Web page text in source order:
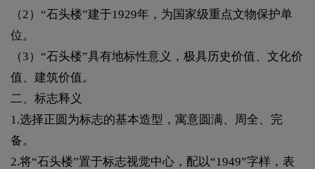
（2）“石头楼”建于1929年，为国家级重点文物保护单
位。
（3）“石头楼”具有地标性意义，极具历史价值、文化价
值、建筑价值。
二、标志释义
1.选择正圆为标志的基本造型，寓意圆满、周全、完
备。
2.将“石头楼”置于标志视觉中心，配以“1949”字样，表